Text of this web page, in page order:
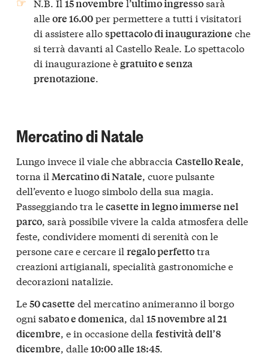
15 novembre ultimo ingresso
alleore 16.00per permettere a tutti i visitatori
di assistere allospettacolo di inaugurazione che
si terrà davanti al Castello Reale. Lo spettacolo
di inaugurazione ègratuito e senza
prenotazione.
Mercatino di Natale
Lungo invece il viale che abbraccia Castello Reale,
torna il Mercatino di Natale, cuore pulsante
dell’evento e luogo simbolo della sua magia.
Passeggiando tra lecasette in legno immerse nel
parco, sarà possibile vivere la calda atmosfera delle
feste, condividere momenti di serenità con le
persone care e cercare il regalo perfettotra
creazioni artigianali, specialità gastronomiche e
decorazioni natalizie.
Le50 casette del mercatino animeranno il borgo
ogni sabato e domenica, dal 15 novembre al 21
dicembre, e in occasione della festività dell’8
dicembre, dalle10:00 alle 18:45.